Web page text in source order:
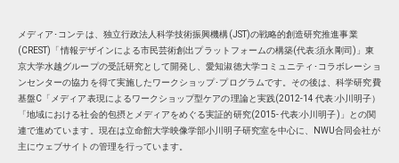
メディア･コンテは、独立行政法人科学技術振興機構(JST)の戦略的創造研究推進事業
(CREST)「情報デザインによる市民芸術創出プラットフォームの構築(代表:須永剛司)」東
京大学水越グループの受託研究として開発し、愛知淑徳大学コミュニティ･コラボレーショ
ンセンターの協力を得て実施したワークショップ･プログラムです。その後は、科学研究費
基盤C「メディア表現によるワークショップ型ケアの理論と実践(2012-14 代表:小川明子）
「地域における社会的包摂とメディアをめぐる実証的研究(2015- 代表:小川明子)」との関
連で進めています。現在は立命館大学映像学部小川明子研究室を中心に、 NWU合同会社が
主にウェブサイトの管理を行っています。